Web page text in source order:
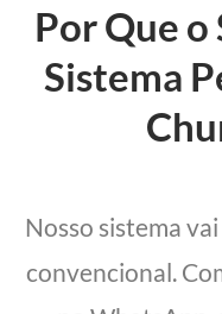
Por Que o
Sistema
Nosso sistema
convencional.